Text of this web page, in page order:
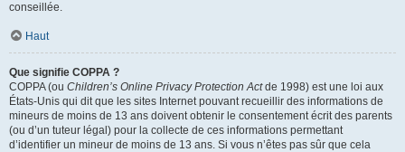
conseillée.
Haut
Que signifie COPPA ?
COPPA (ou Children’s Online Privacy Protection Actde 1998) est une loi aux
États-Unis qui dit que les sites Internet pouvant recueillir des informations de
mineurs de moins de 13 ans doivent obtenir le consentement écrit des parents
(ou d’un tuteur légal) pour la collecte de ces informations permettant
d’identifier un mineur de moins de 13 ans. Si vous n’êtes pas sûr que cela